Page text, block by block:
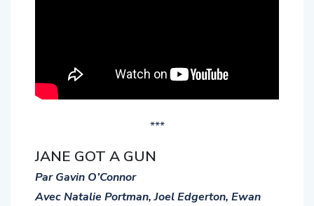
***
JANE GOT A GUN
Par Gavin O’Connor
Avec Natalie Portman, Joel Edgerton, Ewan